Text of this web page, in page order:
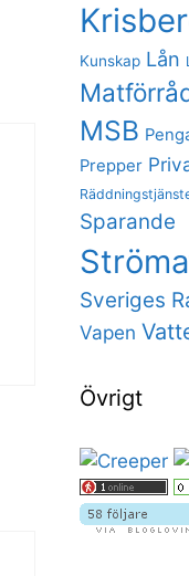
Kunskap Lån
MSB
Prepper
Sparande
Sveriges
Vapen
Övrigt